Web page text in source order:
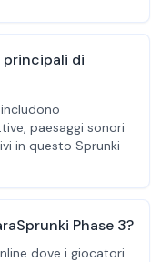
di
paesaggi sonori
in questo Sprunki
Phase 3?
dove i giocatori